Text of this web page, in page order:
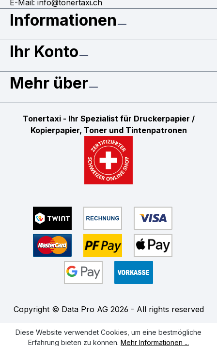
E-Mail: info@tonertaxi.ch
Informationen
Ihr Konto
Mehr über
Tonertaxi - Ihr Spezialist für Druckerpapier /
Kopierpapier, Toner und Tintenpatronen
Copyright © Data Pro AG 2026 - All rights reserved
Diese Website verwendet Cookies, um eine bestmögliche
Erfahrung bieten zu können. Mehr Informationen ...